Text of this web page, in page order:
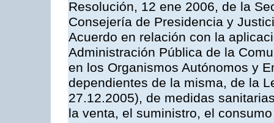
Resolución, 12 ene 2006, de la
Consejería de Presidencia y
Acuerdo en relación con la
Administración Pública de la
en los Organismos Autónomos y
dependientes de la misma, de la
27.12.2005), de medidas
la venta, el suministro, el